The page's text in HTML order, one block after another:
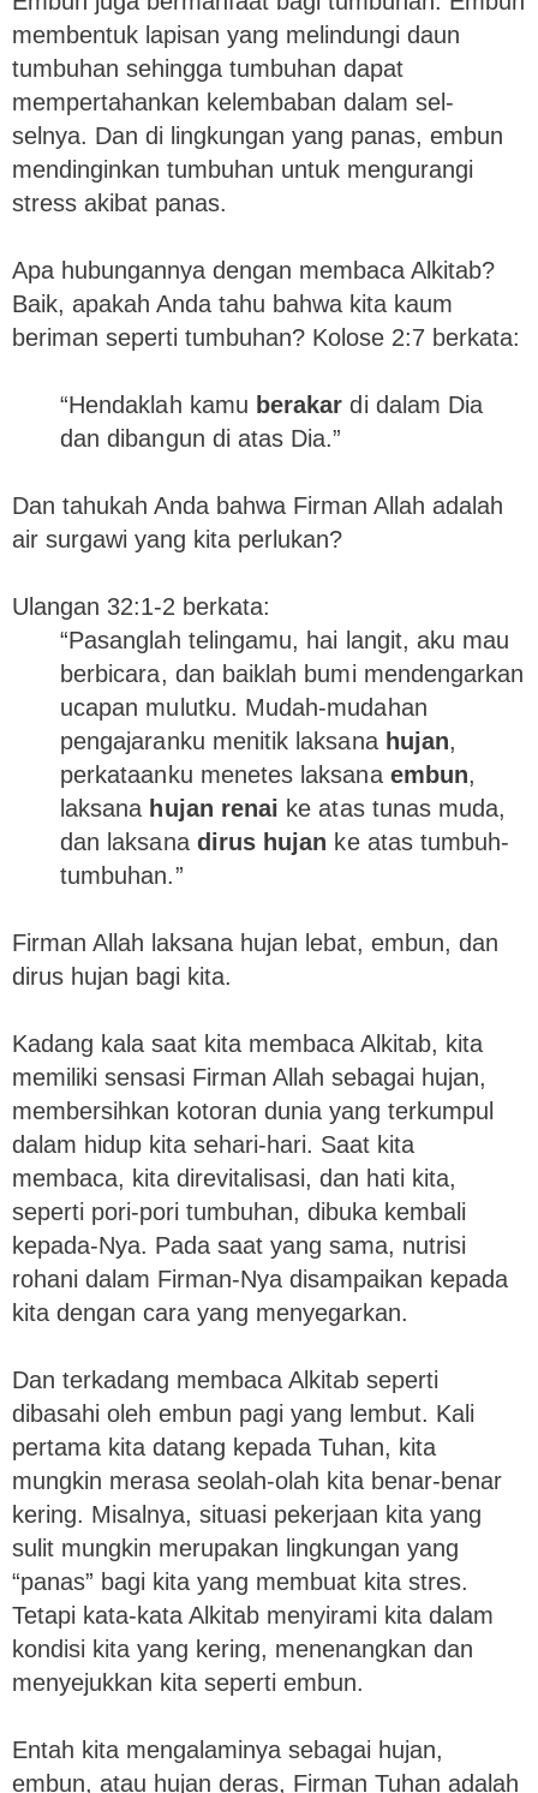
membentuk lapisan yang melindungi daun
tumbuhan sehingga tumbuhan dapat
mempertahankan kelembaban dalam sel-
selnya. Dan di lingkungan yang panas, embun
mendinginkan tumbuhan untuk mengurangi
stress akibat panas.
Apa hubungannya dengan membaca Alkitab?
Baik, apakah Anda tahu bahwa kita kaum
beriman seperti tumbuhan? Kolose 2:7 berkata:
“Hendaklah kamu berakar di dalam Dia
dan dibangun di atas Dia.”
Dan tahukah Anda bahwa Firman Allah adalah
air surgawi yang kita perlukan?
Ulangan 32:1-2 berkata:
“Pasanglah telingamu, hai langit, aku mau
berbicara, dan baiklah bumi mendengarkan
ucapan mulutku. Mudah-mudahan
pengajaranku menitik laksana hujan,
perkataanku menetes laksana embun,
laksana hujan renai ke atas tunas muda,
dan laksana dirus hujan ke atas tumbuh-
tumbuhan.”
Firman Allah laksana hujan lebat, embun, dan
dirus hujan bagi kita.
Kadang kala saat kita membaca Alkitab, kita
memiliki sensasi Firman Allah sebagai hujan,
membersihkan kotoran dunia yang terkumpul
dalam hidup kita sehari-hari. Saat kita
membaca, kita direvitalisasi, dan hati kita,
seperti pori-pori tumbuhan, dibuka kembali
kepada-Nya. Pada saat yang sama, nutrisi
rohani dalam Firman-Nya disampaikan kepada
kita dengan cara yang menyegarkan.
Dan terkadang membaca Alkitab seperti
dibasahi oleh embun pagi yang lembut. Kali
pertama kita datang kepada Tuhan, kita
mungkin merasa seolah-olah kita benar-benar
kering. Misalnya, situasi pekerjaan kita yang
sulit mungkin merupakan lingkungan yang
“panas” bagi kita yang membuat kita stres.
Tetapi kata-kata Alkitab menyirami kita dalam
kondisi kita yang kering, menenangkan dan
menyejukkan kita seperti embun.
Entah kita mengalaminya sebagai hujan,
embun, atau hujan deras, Firman Tuhan adalah